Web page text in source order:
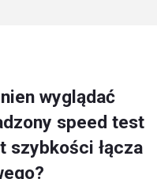
wyglądać
speed test
szybkości łącza